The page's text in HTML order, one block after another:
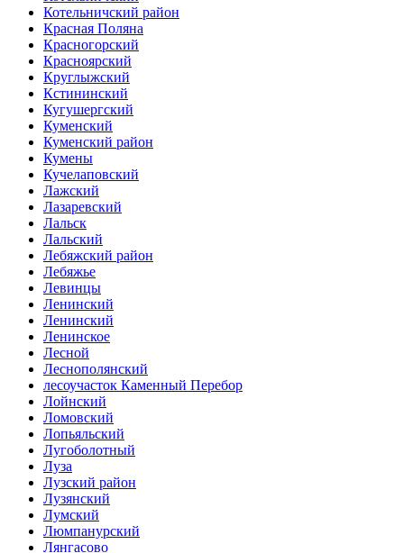
Котельничский район
Красная Поляна
Красногорский
Красноярский
Круглыжский
Кстининский
Кугушергский
Куменский
Куменский район
Кумены
Кучелаповский
Лажский
Лазаревский
Лальск
Лальский
Лебяжский район
Лебяжье
Левинцы
Ленинский
Ленинский
Ленинское
Лесной
Леснополянский
лесоучасток Каменный Перебор
Лойнский
Ломовский
Лопьяльский
Лугоболотный
Луза
Лузский район
Лузянский
Лумский
Люмпанурский
Лянгасово